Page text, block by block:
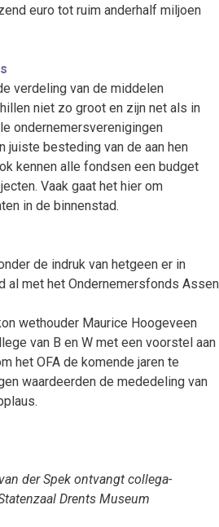
euro tot ruim anderhalf miljoen
verdeling van de middelen
niet zo groot en zijn net als in
ondernemersverenigingen
juiste besteding van de aan hen
kennen alle fondsen een budget
Vaak gaat het hier om
in de binnenstad.
de indruk van hetgeen er in
al met het Ondernemersfonds Assen
wethouder Maurice Hoogeveen
van B en W met een voorstel aan
het OFA de komende jaren te
waardeerden de mededeling van
der Spek ontvangt collega-
Drents Museum